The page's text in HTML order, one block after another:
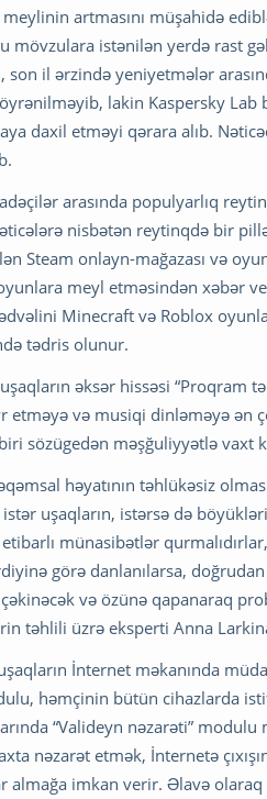
meylinin artmasını müşahidə
mövzulara istənilən yerdə rast
son il ərzində yeniyetmələr
lakin Kaspersky
daxil etməyi qərara alıb.
arasında populyarlıq
nisbətən reytinqdə bir
Steam onlayn-mağazası və
meyl etməsindən xəbər
Minecraft və Roblox
tədris olunur.
əksər hissəsi “Proqram
etməyə və musiqi dinləməyə ən
sözügedən məşğuliyyətlə vaxt
həyatının təhlükəsiz
uşaqların, istərsə də
münasibətlər
görə danlanılarsa,
və özünə qapanaraq
təhlili üzrə eksperti Anna
İnternet məkanında
həmçinin bütün cihazlarda
“Valideyn nəzarəti”
nəzarət etmək, İnternetə
almağa imkan verir. Əlavə